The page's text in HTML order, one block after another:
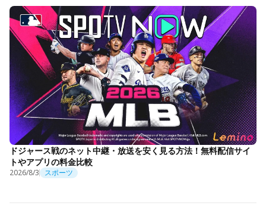
ドジャース戦のネット中継・放送を安く見る方法！無料配信サイ
トやアプリの料金比較
2026/8/3 スポーツ